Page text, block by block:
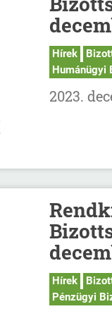
Hírek
Humánügyi
2023.
Hírek
Pénzügyi